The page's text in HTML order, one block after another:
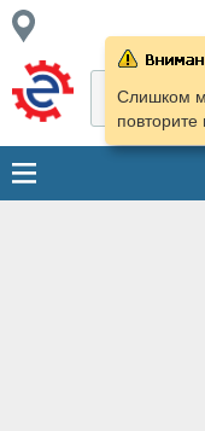
Слишком
повторите